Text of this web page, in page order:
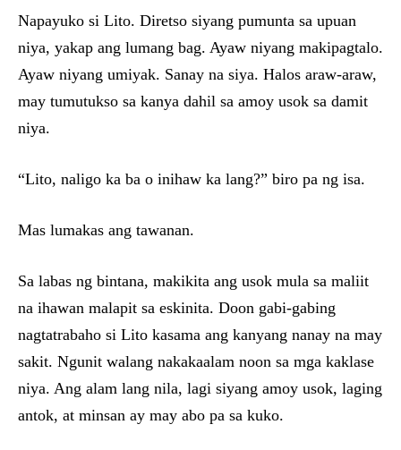
Napayuko si Lito. Diretso siyang pumunta sa upuan
niya, yakap ang lumang bag. Ayaw niyang makipagtalo.
Ayaw niyang umiyak. Sanay na siya. Halos araw-araw,
may tumutukso sa kanya dahil sa amoy usok sa damit
niya.
“Lito, naligo ka ba o inihaw ka lang?” biro pa ng isa.
Mas lumakas ang tawanan.
Sa labas ng bintana, makikita ang usok mula sa maliit
na ihawan malapit sa eskinita. Doon gabi-gabing
nagtatrabaho si Lito kasama ang kanyang nanay na may
sakit. Ngunit walang nakakaalam noon sa mga kaklase
niya. Ang alam lang nila, lagi siyang amoy usok, laging
antok, at minsan ay may abo pa sa kuko.